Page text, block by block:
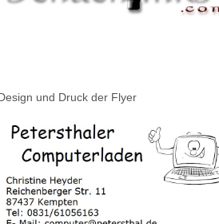
und Druck der Flyer